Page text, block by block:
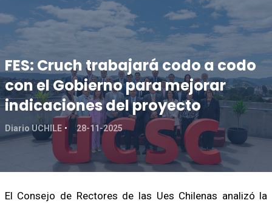
FES: Cruch trabajará codo a codo
con el Gobierno para mejorar
indicaciones del proyecto
Diario UCHILE 28-11-2025
El Consejo de Rectores de las Ues Chilenas analizó la